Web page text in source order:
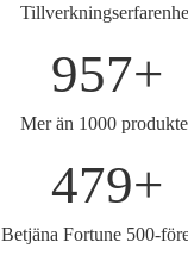
1,000+
Mer än 1000
500+
Betjäna Fortune 500-